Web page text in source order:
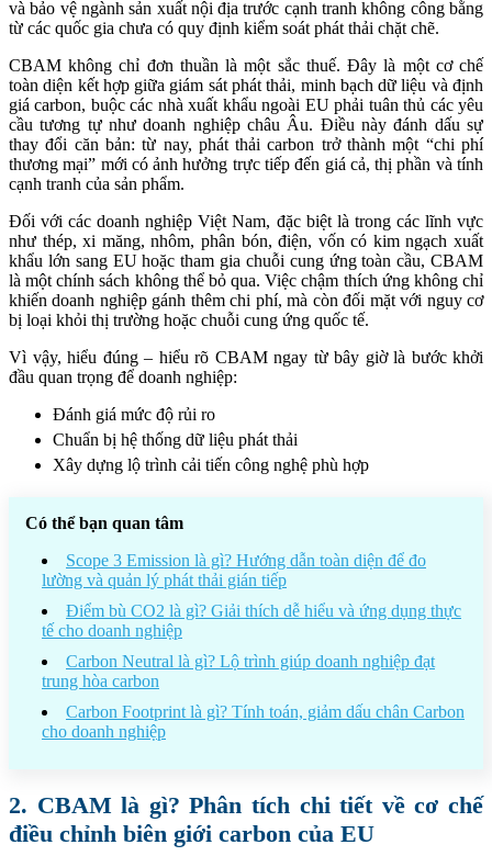
và bảo vệ ngành sản xuất nội địa trước cạnh tranh không công bằng
từ các quốc gia chưa có quy định kiểm soát phát thải chặt chẽ.
CBAM không chỉ đơn thuần là một sắc thuế. Đây là một cơ chế
toàn diện kết hợp giữa giám sát phát thải, minh bạch dữ liệu và định
giá carbon, buộc các nhà xuất khẩu ngoài EU phải tuân thủ các yêu
cầu tương tự như doanh nghiệp châu Âu. Điều này đánh dấu sự
thay đổi căn bản: từ nay, phát thải carbon trở thành một “chi phí
thương mại” mới có ảnh hưởng trực tiếp đến giá cả, thị phần và tính
cạnh tranh của sản phẩm.
Đối với các doanh nghiệp Việt Nam, đặc biệt là trong các lĩnh vực
như thép, xi măng, nhôm, phân bón, điện, vốn có kim ngạch xuất
khẩu lớn sang EU hoặc tham gia chuỗi cung ứng toàn cầu, CBAM
là một chính sách không thể bỏ qua. Việc chậm thích ứng không chỉ
khiến doanh nghiệp gánh thêm chi phí, mà còn đối mặt với nguy cơ
bị loại khỏi thị trường hoặc chuỗi cung ứng quốc tế.
Vì vậy, hiểu đúng – hiểu rõ CBAM ngay từ bây giờ là bước khởi
đầu quan trọng để doanh nghiệp:
Đánh giá mức độ rủi ro
Chuẩn bị hệ thống dữ liệu phát thải
Xây dựng lộ trình cải tiến công nghệ phù hợp
Có thể bạn quan tâm
Scope 3 Emission là gì? Hướng dẫn toàn diện để đo
lường và quản lý phát thải gián tiếp
Điểm bù CO2 là gì? Giải thích dễ hiểu và ứng dụng thực
tế cho doanh nghiệp
Carbon Neutral là gì? Lộ trình giúp doanh nghiệp đạt
trung hòa carbon
Carbon Footprint là gì? Tính toán, giảm dấu chân Carbon
cho doanh nghiệp
2. CBAM là gì? Phân tích chi tiết về cơ chế
điều chỉnh biên giới carbon của EU